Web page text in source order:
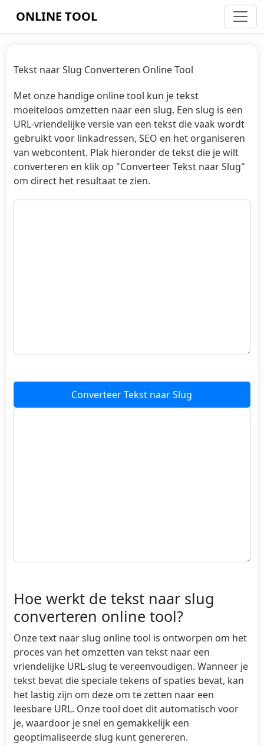
ONLINE TOOL
Tekst naar Slug Converteren Online Tool
Met onze handige online tool kun je tekst
moeiteloos omzetten naar een slug. Een slug is een
URL-vriendelijke versie van een tekst die vaak wordt
gebruikt voor linkadressen, SEO en het organiseren
van webcontent. Plak hieronder de tekst die je wilt
converteren en klik op "Converteer Tekst naar Slug"
om direct het resultaat te zien.
Converteer Tekst naar Slug
Hoe werkt de tekst naar slug
converteren online tool?
Onze text naar slug online tool is ontworpen om het
proces van het omzetten van tekst naar een
vriendelijke URL-slug te vereenvoudigen. Wanneer je
tekst bevat die speciale tekens of spaties bevat, kan
het lastig zijn om deze om te zetten naar een
leesbare URL. Onze tool doet dit automatisch voor
je, waardoor je snel en gemakkelijk een
geoptimaliseerde slug kunt genereren.